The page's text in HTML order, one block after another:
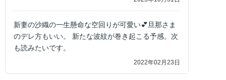
新妻の沙織の一生懸命な空回りが可愛い💕旦那さま
のデレ方もいい。 新たな波紋が巻き起こる予感。次
も読みたいです。
2022年02月23日